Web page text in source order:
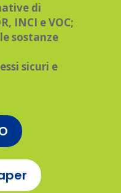
di
INCI e VOC;
sostanze
sicuri e